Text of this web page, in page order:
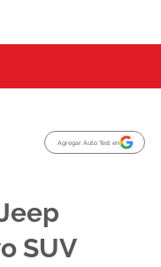
Agregar Auto Test en
SUV